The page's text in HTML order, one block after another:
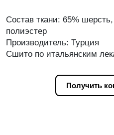
Состав ткани: 65%
полиэстер
Производитель: Турция
Сшито по итальянским
Получить